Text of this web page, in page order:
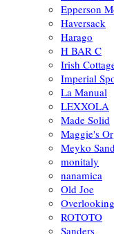
Epperson
Haversack
Harago
H BAR C
Irish
Imperial
La Manual
LEXXOLA
Made Solid
Maggie's
Meyko
monitaly
nanamica
Old Joe
ROTOTO
Sanders